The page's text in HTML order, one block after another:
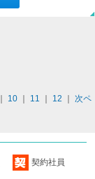
10｜ 11 12
次ペ
契約社員